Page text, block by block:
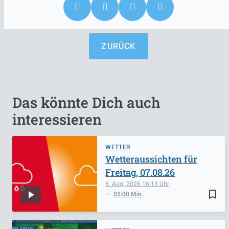
ZURÜCK
Das könnte Dich auch
interessieren
WETTER
bookmark_border
6. Aug. 2026 16:13
02:00 Min.
Wetteraussichten für
Freitag, 07.08.26